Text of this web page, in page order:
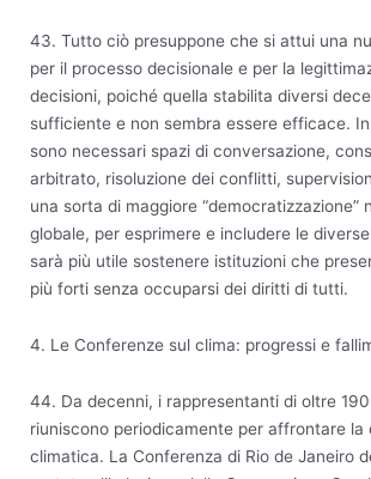
43. Tutto ciò presuppone che si attui una
per il processo decisionale e per la
decisioni, poiché quella stabilita diversi
sufficiente e non sembra essere efficace.
sono necessari spazi di conversazione,
arbitrato, risoluzione dei conflitti,
una sorta di maggiore “democratizzazione”
globale, per esprimere e includere le
sarà più utile sostenere istituzioni che
più forti senza occuparsi dei diritti di tutti.
4. Le Conferenze sul clima: progressi e
44. Da decenni, i rappresentanti di oltre
riuniscono periodicamente per affrontare la
climatica. La Conferenza di Rio de Janeiro